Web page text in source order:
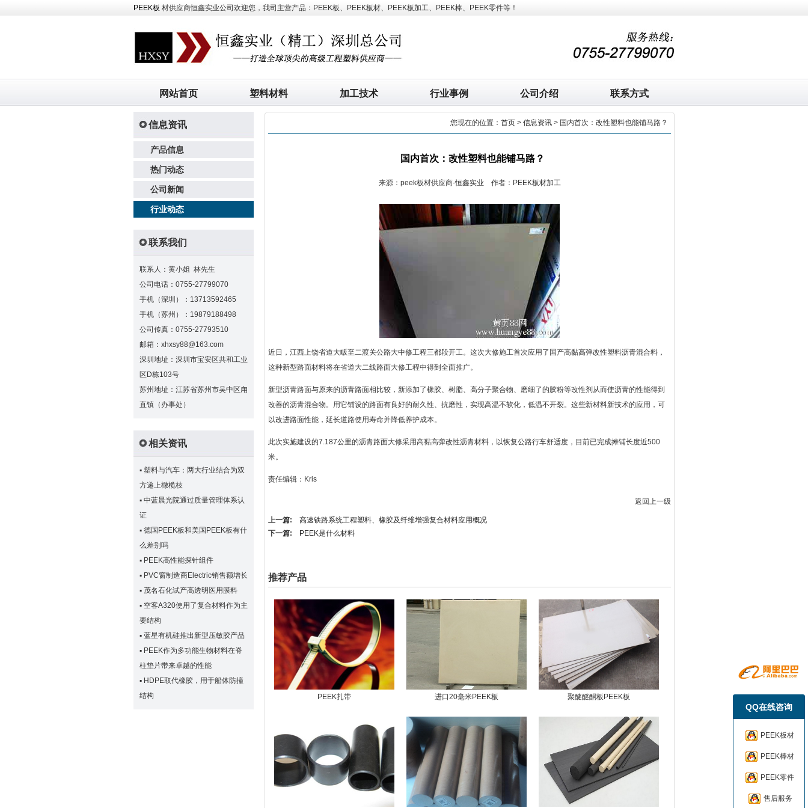
PEEK板 材供应商恒鑫实业公司欢迎您，我司主营产品：PEEK板、PEEK板材、PEEK板加工、PEEK棒、PEEK零件等！
网站首页 塑料材料 加工技术 行业事例 公司介绍 联系方式
信息资讯
产品信息
热门动态
公司新闻
行业动态
联系我们
联系人：黄小姐 林先生
公司电话：0755-27799070
手机（深圳）：13713592465
手机（苏州）：19879188498
公司传真：0755-27793510
邮箱：xhxsy88@163.com
深圳地址：深圳市宝安区共和工业
区D栋103号
苏州地址：江苏省苏州市吴中区甪
直镇（办事处）
相关资讯
▪ 塑料与汽车：两大行业结合为双
方递上橄榄枝
▪ 中蓝晨光院通过质量管理体系认
证
▪ 德国PEEK板和美国PEEK板有什
么差别吗
▪ PEEK高性能探针组件
▪ PVC窗制造商Electric销售额增长
▪ 茂名石化试产高透明医用膜料
▪ 空客A320使用了复合材料作为主
要结构
▪ 蓝星有机硅推出新型压敏胶产品
▪ PEEK作为多功能生物材料在脊
柱垫片带来卓越的性能
▪ HDPE取代橡胶，用于船体防撞
结构
您现在的位置： 首页 > 信息资讯 > 国内首次：改性塑料也能铺马路？
国内首次：改性塑料也能铺马路？
来源：peek板材供应商-恒鑫实业 作者：PEEK板材加工
近日，江西上饶省道大畈至二渡关公路大中修工程三都段开工。这次大修施工首次应用了国产高黏高弹改性塑料沥青混合料，
这种新型路面材料将在省道大二线路面大修工程中得到全面推广。
新型沥青路面与原来的沥青路面相比较，新添加了橡胶、树脂、高分子聚合物、磨细了的胶粉等改性剂从而使沥青的性能得到
改善的沥青混合物。用它铺设的路面有良好的耐久性、抗磨性，实现高温不软化，低温不开裂。这些新材料新技术的应用，可
以改进路面性能，延长道路使用寿命并降低养护成本。
此次实施建设的7.187公里的沥青路面大修采用高黏高弹改性沥青材料，以恢复公路行车舒适度，目前已完成摊铺长度近500
米。
责任编辑：Kris
返回上一级
上一篇: 高速铁路系统工程塑料、橡胶及纤维增强复合材料应用概况
下一篇:
PEEK是什么材料
推荐产品
PEEK扎带 进口20毫米PEEK板 聚醚醚酮板PEEK板
QQ在线咨询
PEEK板材
PEEK棒材
PEEK零件
售后服务